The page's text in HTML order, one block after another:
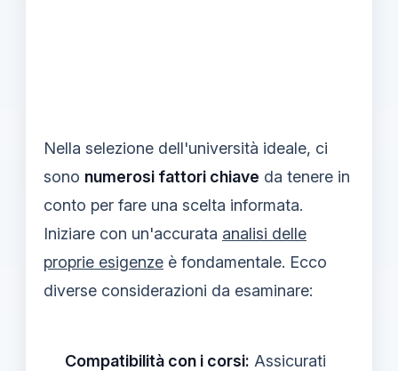
Nella selezione dell'università ideale, ci
sono numerosi fattori chiave da tenere in
conto per fare una scelta informata.
Iniziare con un'accurata analisi delle
proprie esigenze è fondamentale. Ecco
diverse considerazioni da esaminare:
Compatibilità con i corsi: Assicurati